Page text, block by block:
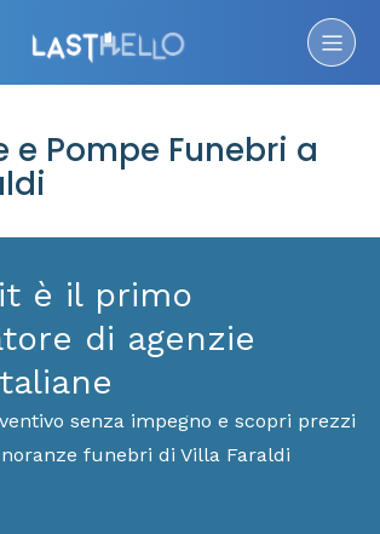
e Pompe Funebri a
è il primo
di agenzie
senza impegno e scopri prezzi
funebri di Villa Faraldi